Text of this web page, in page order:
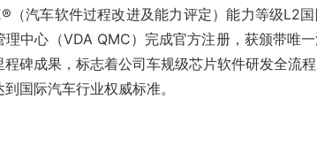
（汽车软件过程改进及能力评定）能力等级L2
理中心（VDA QMC）完成官方注册，获颁带唯
碑成果，标志着公司车规级芯片软件研发全流
国际汽车行业权威标准。